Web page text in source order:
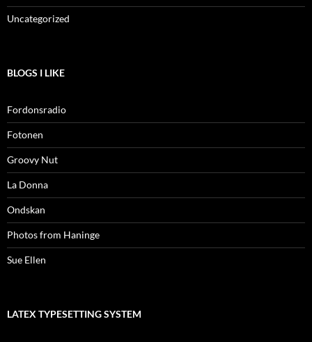
Uncategorized
BLOGS I LIKE
Fordonsradio
Fotonen
Groovy Nut
La Donna
Ondskan
Photos from Haninge
Sue Ellen
LATEX TYPESETTING SYSTEM